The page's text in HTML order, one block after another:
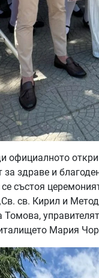
официалното
здраве и
състоя
св. Кирил и
Томова,
Мария